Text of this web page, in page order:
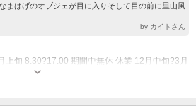
まはげのオブジェが目に入りそして目の前に里山風
by カイトさん
上旬 8:30?17:00 期間中無休 休業 12月中旬?3月